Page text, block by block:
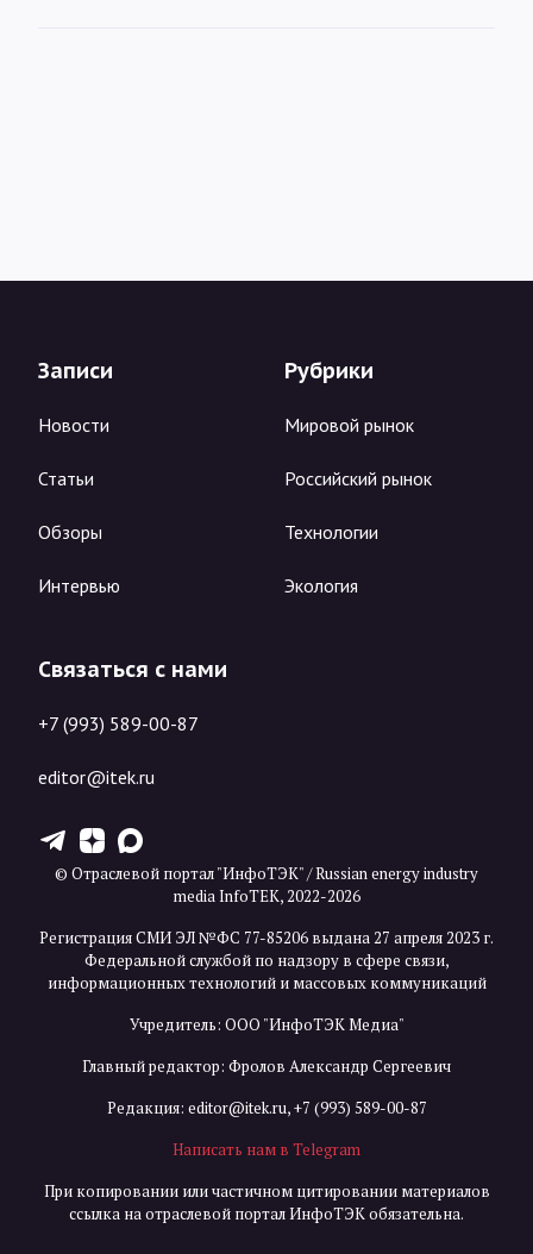
Записи
Новости
Статьи
Обзоры
Интервью
Рубрики
Мировой рынок
Российский рынок
Технологии
Экология
Связаться с нами
+7 (993) 589-00-87
editor@itek.ru
T Z X
© Отраслевой портал "ИнфоТЭК" / Russian energy industry
media InfoTEK, 2022-2026
Регистрация СМИ ЭЛ №ФС 77-85206 выдана 27 апреля 2023 г.
Федеральной службой по надзору в сфере связи,
информационных технологий и массовых коммуникаций
Учредитель: ООО "ИнфоТЭК Медиа"
Главный редактор: Фролов Александр Сергеевич
Редакция: editor@itek.ru,+7 (993) 589-00-87
Написать нам в Telegram
При копировании или частичном цитировании материалов
ссылка на отраслевой портал ИнфоТЭК обязательна.